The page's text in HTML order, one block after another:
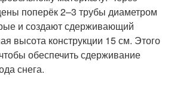
поперёк 2–3 трубы диаметром
и создают сдерживающий
высота конструкции 15 см. Этого
обеспечить сдерживание
снега.